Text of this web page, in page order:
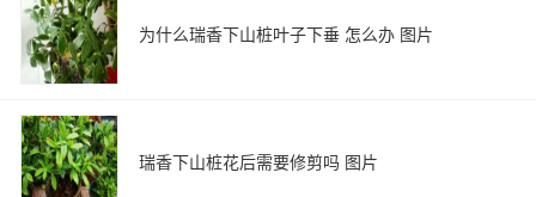
为什么瑞香下山桩叶子下垂 怎么办 图片
瑞香下山桩花后需要修剪吗 图片